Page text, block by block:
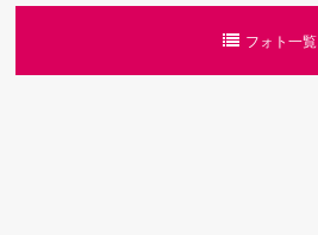
フォト一覧